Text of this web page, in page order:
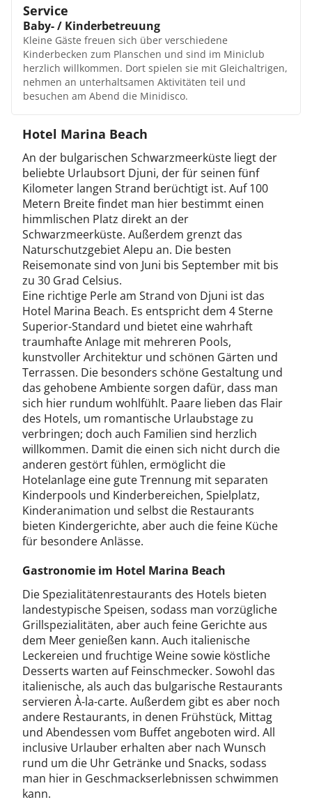
vollkommen, in dem Sie den Wellnessbereich besuchen.
Freuen Sie sich auf erholsame Stunden und gönnen sich
beispielsweise eine Massage oder relaxen einfach auf
Liegestühlen!
Animation / Unterhaltung
Das Team aus insgesamt 40 Animateuren unterhält Sie
am Tag und hält am Abend zahlreiche Programme für
Sie bereit. Freuen Sie sich nicht nur auf unterhaltsame
Feuerwerk! Kleine Gäste baden nicht nur im Kinderpool,
Minidisco.
Service
Baby- / Kinderbetreuung
Kleine Gäste freuen sich über verschiedene
Kinderbecken zum Planschen und sind im Miniclub
herzlich willkommen. Dort spielen sie mit Gleichaltrigen,
nehmen an unterhaltsamen Aktivitäten teil und
besuchen am Abend die Minidisco.
Hotel Marina Beach
An der bulgarischen Schwarzmeerküste liegt der
beliebte Urlaubsort Djuni, der für seinen fünf
Kilometer langen Strand berüchtigt ist. Auf 100
Metern Breite findet man hier bestimmt einen
himmlischen Platz direkt an der
Schwarzmeerküste. Außerdem grenzt das
Naturschutzgebiet Alepu an. Die besten
Reisemonate sind von Juni bis September mit bis
zu 30 Grad Celsius.
Eine richtige Perle am Strand von Djuni ist das
Hotel Marina Beach. Es entspricht dem 4 Sterne
Superior-Standard und bietet eine wahrhaft
traumhafte Anlage mit mehreren Pools,
kunstvoller Architektur und schönen Gärten und
Terrassen. Die besonders schöne Gestaltung und
das gehobene Ambiente sorgen dafür, dass man
sich hier rundum wohlfühlt. Paare lieben das Flair
des Hotels, um romantische Urlaubstage zu
verbringen; doch auch Familien sind herzlich
willkommen. Damit die einen sich nicht durch die
anderen gestört fühlen, ermöglicht die
Hotelanlage eine gute Trennung mit separaten
Kinderpools und Kinderbereichen, Spielplatz,
Kinderanimation und selbst die Restaurants
bieten Kindergerichte, aber auch die feine Küche
für besondere Anlässe.
Gastronomie im Hotel Marina Beach
Die Spezialitätenrestaurants des Hotels bieten
landestypische Speisen, sodass man vorzügliche
Grillspezialitäten, aber auch feine Gerichte aus
dem Meer genießen kann. Auch italienische
Leckereien und fruchtige Weine sowie köstliche
Desserts warten auf Feinschmecker. Sowohl das
italienische, als auch das bulgarische Restaurants
servieren À-la-carte. Außerdem gibt es aber noch
andere Restaurants, in denen Frühstück, Mittag
und Abendessen vom Buffet angeboten wird. All
inclusive Urlauber erhalten aber nach Wunsch
rund um die Uhr Getränke und Snacks, sodass
man hier in Geschmackserlebnissen schwimmen
kann.